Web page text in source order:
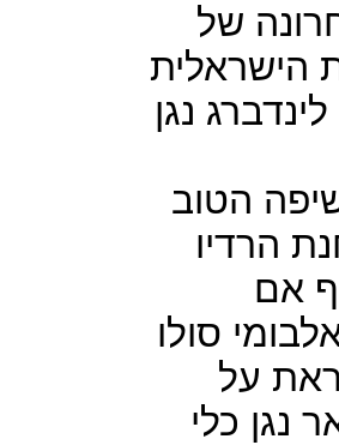
של
הישראלית
נגן
הטוב
הרדיו
הקליט מעל ל70 אלבומי סולו
על
נגן כלי